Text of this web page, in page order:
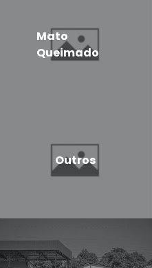
Mato
Queimado
Outros